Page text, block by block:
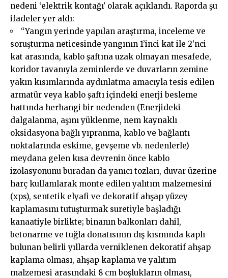
nedeni ‘elektrik kontağı’ olarak açıklandı. Raporda şu
ifadeler yer aldı:
“Yangın yerinde yapılan araştırma, inceleme ve
soruşturma neticesinde yangının 1’inci kat ile 2’nci
kat arasında, kablo şaftına uzak olmayan mesafede,
koridor tavanıyla zeminlerde ve duvarların zemine
yakın kısımlarında aydınlatma amacıyla tesis edilen
armatür veya kablo şaftı içindeki enerji besleme
hattında herhangi bir nedenden (Enerjideki
dalgalanma, aşını yüklenme, nem kaynaklı
oksidasyona bağlı yıpranma, kablo ve bağlantı
noktalarında eskime, gevşeme vb. nedenlerle)
meydana gelen kısa devrenin önce kablo
izolasyonunu buradan da yanıcı tozları, duvar üzerine
harç kullanılarak monte edilen yalıtım malzemesini
(xps), sentetik elyafi ve dekoratif ahşap yüzey
kaplamasını tutuşturmak suretiyle başladığı
kanaatiyle birlikte; binanın balkonları dahil,
betonarme ve tuğla donatısının dış kısmında kaplı
bulunan belirli yıllarda verniklenen dekoratif ahşap
kaplama olması, ahşap kaplama ve yalıtım
malzemesi arasındaki 8 cm boşlukların olması,